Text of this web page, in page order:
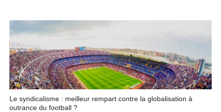
Le syndicalisme : meilleur rempart contre la globalisation à
outrance du football ?